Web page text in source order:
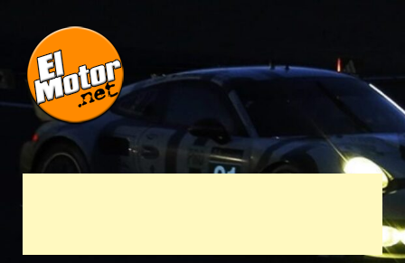
El Motor punto
Net
Automóviles